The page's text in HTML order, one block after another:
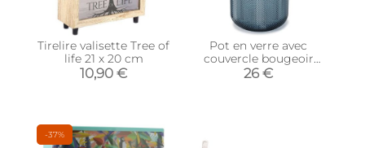
Tirelire valisette Tree of
life 21 x 20 cm
10,90 €
Pot en verre avec
couvercle bougeoir
intégré Allira (Bleu)
26 €
-37%